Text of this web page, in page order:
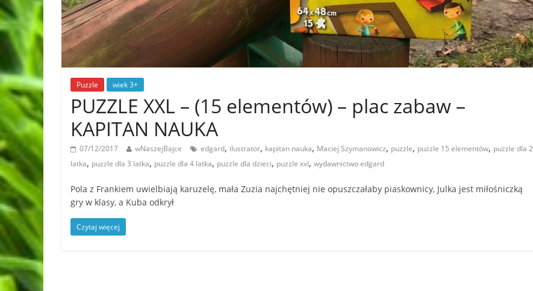
Puzzle wiek 3+
PUZZLE XXL – (15 elementów) – plac zabaw –
KAPITAN NAUKA
07/12/2017 wNaszejBajce edgard, ilustrator, kapitan nauka, Maciej Szymanowicz, puzzle, puzzle 15 elementów, puzzle dla 2
latka, puzzle dla 3 latka, puzzle dla 4 latka, puzzle dla dzieci, puzzle xxl, wydawnictwo edgard
Pola z Frankiem uwielbiają karuzelę, mała Zuzia najchętniej nie opuszczałaby piaskownicy, Julka jest miłośniczką
gry w klasy, a Kuba odkrył
Czytaj więcej